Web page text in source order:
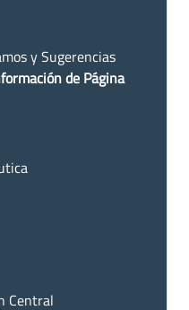
y Sugerencias
de Página
Central